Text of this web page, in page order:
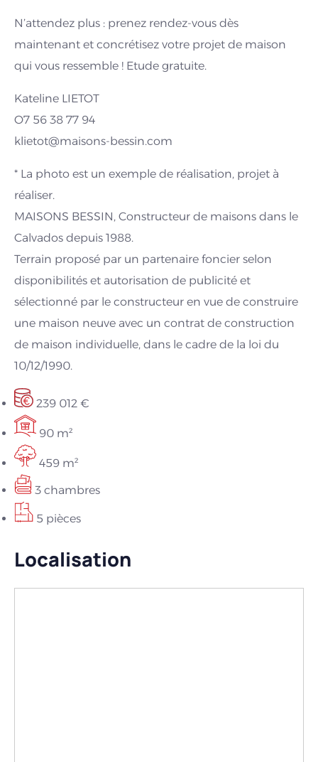
N’attendez plus : prenez rendez-vous dès
maintenant et concrétisez votre projet de maison
qui vous ressemble ! Etude gratuite.
Kateline LIETOT
O7 56 38 77 94
klietot@maisons-bessin.com
* La photo est un exemple de réalisation, projet à
réaliser.
MAISONS BESSIN, Constructeur de maisons dans le
Calvados depuis 1988.
Terrain proposé par un partenaire foncier selon
disponibilités et autorisation de publicité et
sélectionné par le constructeur en vue de construire
une maison neuve avec un contrat de construction
de maison individuelle, dans le cadre de la loi du
10/12/1990.
239 012 €
90 m²
459 m²
3 chambres
5 pièces
Localisation